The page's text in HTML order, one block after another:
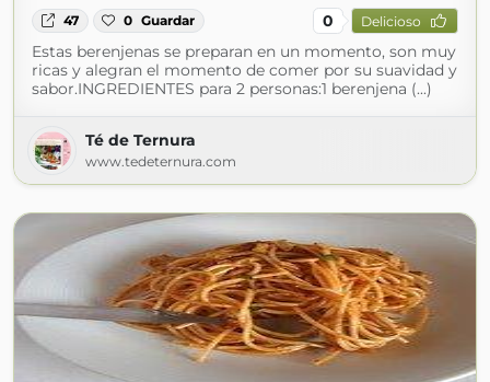
47 0 Guardar 0 Delicioso
Estas berenjenas se preparan en un momento, son muy
ricas y alegran el momento de comer por su suavidad y
sabor.INGREDIENTES para 2 personas:1 berenjena (...)
Té de Ternura
www.tedeternura.com